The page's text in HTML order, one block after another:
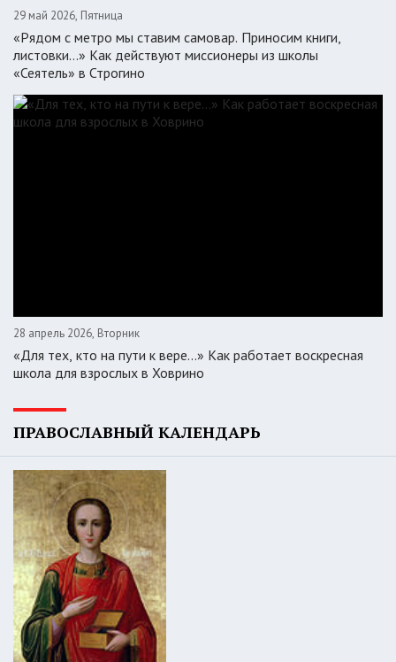
29 май 2026, Пятница
«Рядом с метро мы ставим самовар. Приносим книги,
листовки…» Как действуют миссионеры из школы
«Сеятель» в Строгино
28 апрель 2026, Вторник
«Для тех, кто на пути к вере...» Как работает воскресная
школа для взрослых в Ховрино
ПРАВОСЛАВНЫЙ КАЛЕНДАРЬ